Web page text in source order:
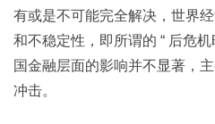
有或是不可能完全解决，世界
和不稳定性，即所谓的 “ 后危机
国金融层面的影响并不显著，
冲击。